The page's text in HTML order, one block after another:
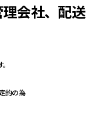
会社、配送
的の為